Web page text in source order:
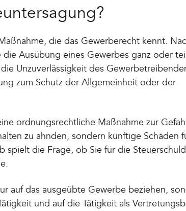
die das Gewerberecht kennt.
Ausübung eines Gewerbes ganz oder
Unzuverlässigkeit des
zum Schutz der Allgemeinheit oder der
ordnungsrechtliche Maßnahme zur
zu ahnden, sondern künftige Schäden
spielt die Frage, ob Sie für die
auf das ausgeübte Gewerbe beziehen,
und auf die Tätigkeit als